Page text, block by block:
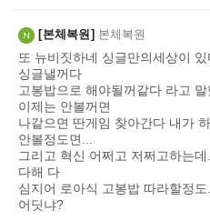
본체복원 본체복원
또 뉴비짓하네 싱글만의세상이
싱글낼꺼다
고봉밥으로 해야될꺼같다 라고
이제는 안볼꺼면
나같으면 딴게임 찾아간다 내가
안볼정도면...
그리고 혁신 어쩌고 저쩌고하는
다해 다
심지어 로아식 고봉밥 따라할정
어딧냐?